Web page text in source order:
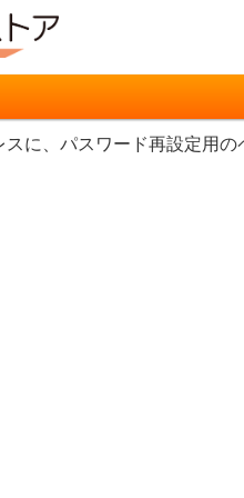
に、パスワード再設定用の